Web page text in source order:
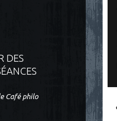
DES
Café philo